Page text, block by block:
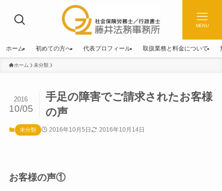
MENU
ホーム 初めての方へ 代表プロフィール 取扱業務と料金について
ホーム 未分類
手足の障害でご請求されたお客様
の声
2016
10/05
未分類 2016年10月5日 2016年10月14日
お客様の声①